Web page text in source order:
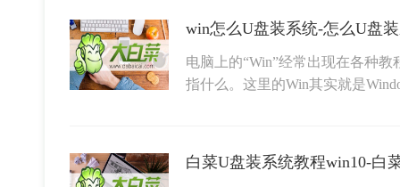
win怎么U盘装系统-怎么U盘
电脑上的“Win”经常出现在各种
指什么。这里的Win其实就是
白菜U盘装系统教程win10-白